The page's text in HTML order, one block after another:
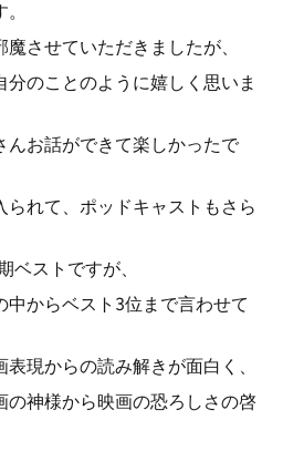
させていただきましたが、
のことのように嬉しく思いま
んお話ができて楽しかったで
られて、ポッドキャストもさら
ベストですが、
中からベスト3位まで言わせて
現からの読み解きが面白く、
の神様から映画の恐ろしさの啓